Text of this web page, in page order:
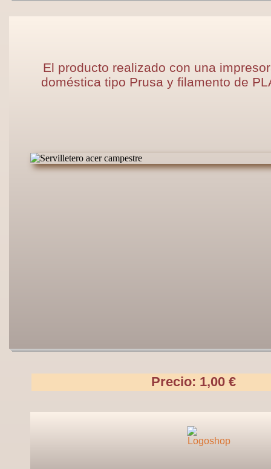
El producto realizado con una
doméstica tipo Prusa y filamento de
Precio: 1,00 €